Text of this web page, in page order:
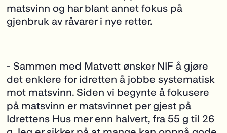
matsvinn og har blant annet fokus på
gjenbruk av råvarer i nye retter.
- Sammen med Matvett ønsker NIF å gjøre
det enklere for idretten å jobbe systematisk
mot matsvinn. Siden vi begynte å fokusere
på matsvinn er matsvinnet per gjest på
Idrettens Hus mer enn halvert, fra 55 g til 26